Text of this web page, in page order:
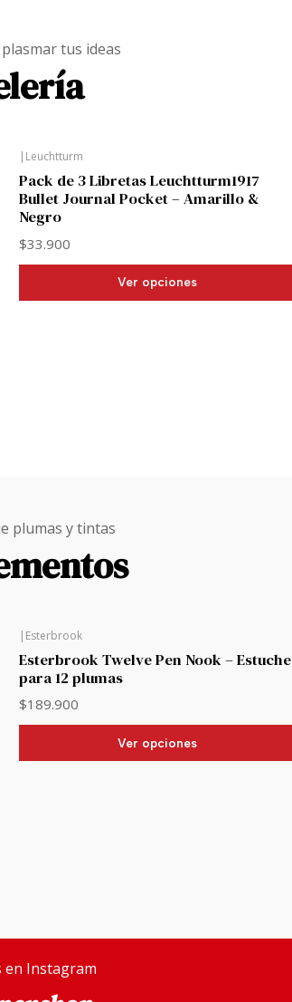
tus ideas
| Leuchtturm
Pack de 3 Libretas Leuchtturm1917
Bullet Journal Pocket – Amarillo &
Negro
$33.900
Ver opciones
plumas y tintas
| Esterbrook
Esterbrook Twelve Pen Nook – Estuche
para 12 plumas
$189.900
Ver opciones
en Instagram